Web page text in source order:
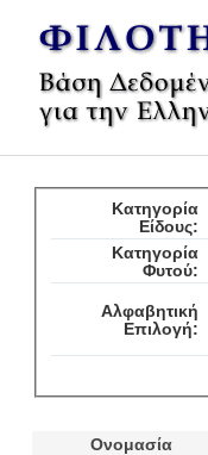
Κατηγορία
Είδους:
Κατηγορία
Φυτού:
Αλφαβητική
Επιλογή:
Ονομασία